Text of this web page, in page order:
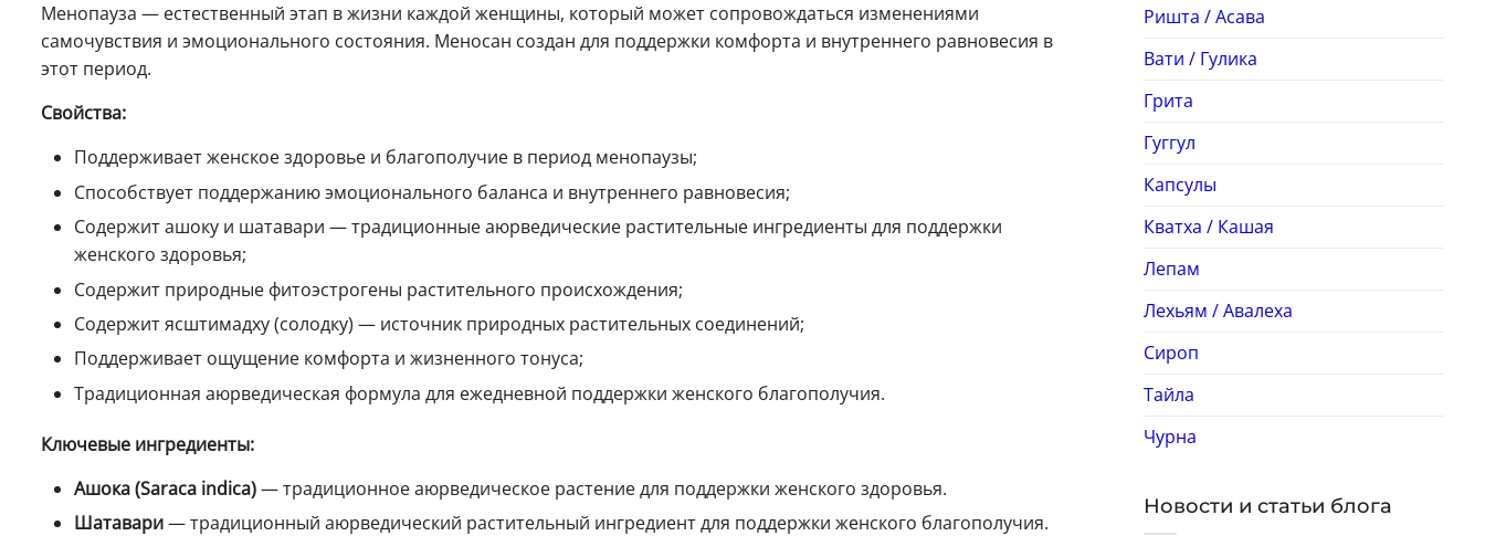
Ришта / Асава
Вати / Гулика
Грита
Гуггул
Капсулы
Кватха / Кашая
Лепам
Лехьям / Авалеха
Сироп
Тайла
Чурна
Новости и статьи блога
Менопауза — естественный этап в жизни каждой женщины, который может сопровождаться изменениями
самочувствия и эмоционального состояния. Меносан создан для поддержки комфорта и внутреннего равновесия в
этот период.
Свойства:
Поддерживает женское здоровье и благополучие в период менопаузы;
Способствует поддержанию эмоционального баланса и внутреннего равновесия;
Содержит ашоку и шатавари — традиционные аюрведические растительные ингредиенты для поддержки
женского здоровья;
Содержит природные фитоэстрогены растительного происхождения;
Содержит ясштимадху (солодку) — источник природных растительных соединений;
Поддерживает ощущение комфорта и жизненного тонуса;
Традиционная аюрведическая формула для ежедневной поддержки женского благополучия.
Ключевые ингредиенты:
Ашока (Saraca indica)— традиционное аюрведическое растение для поддержки женского здоровья.
Шатавари— традиционный аюрведический растительный ингредиент для поддержки женского благополучия.